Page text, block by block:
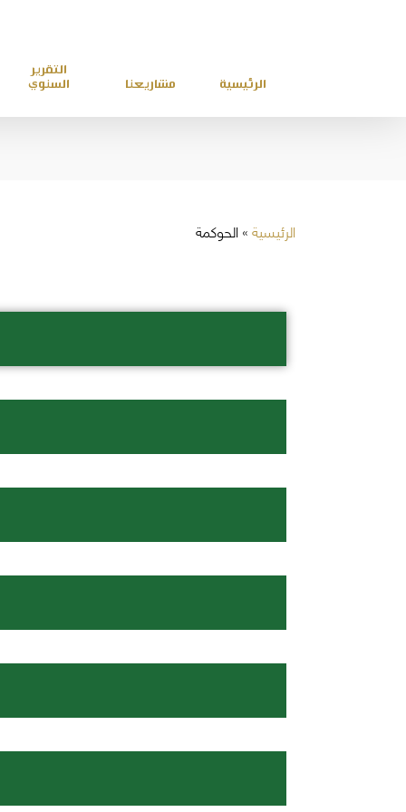
الرئيسية مشاريعنا
التقرير
السنوي
الرئيسية»الحوكمة